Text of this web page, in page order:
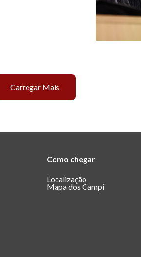
Carregar Mais
Como chegar
Localização
Mapa dos Campi